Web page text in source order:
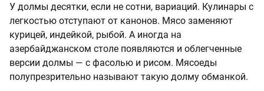
У долмы десятки, если не сотни, вариаций. Кулинары с
легкостью отступают от канонов. Мясо заменяют
курицей, индейкой, рыбой. А иногда на
азербайджанском столе появляются и облегченные
версии долмы — с фасолью и рисом. Мясоеды
полупрезрительно называют такую долму обманкой.